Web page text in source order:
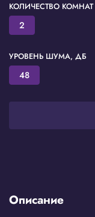
КОЛИЧЕСТВО КОМНАТ
2
УРОВЕНЬ ШУМА, ДБ
48
Описание